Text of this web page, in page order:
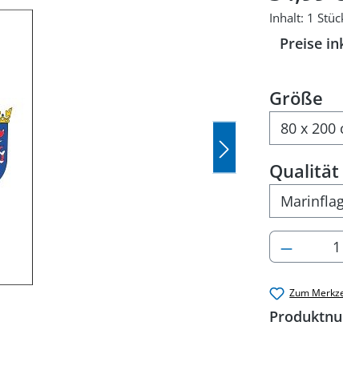
Inhalt: 1
Preise
Größe
Qualität
Zum